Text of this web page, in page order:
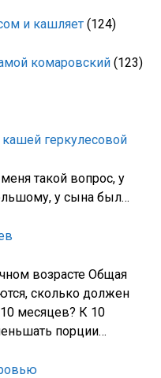
и кашляет (124)
комаровский (123)
геркулесовой
такой вопрос, у
у сына был…
возрасте Общая
сколько должен
месяцев? К 10
порции…